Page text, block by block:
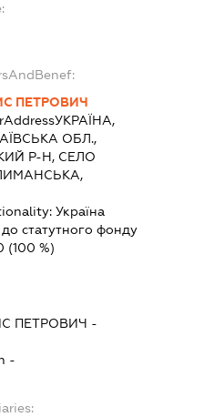
ПЕТРОВИЧ
УКРАЇНА,
ОБЛ.,
Р-Н, СЕЛО
Україна
статутного фонду
(100 %)
ПЕТРОВИЧ -
-